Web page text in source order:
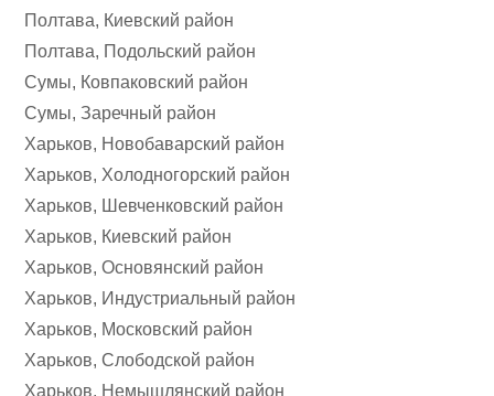
Полтава, Киевский район
Полтава, Подольский район
Сумы, Ковпаковский район
Сумы, Заречный район
Харьков, Новобаварский район
Харьков, Холодногорский район
Харьков, Шевченковский район
Харьков, Киевский район
Харьков, Основянский район
Харьков, Индустриальный район
Харьков, Московский район
Харьков, Слободской район
Харьков, Немышлянский район